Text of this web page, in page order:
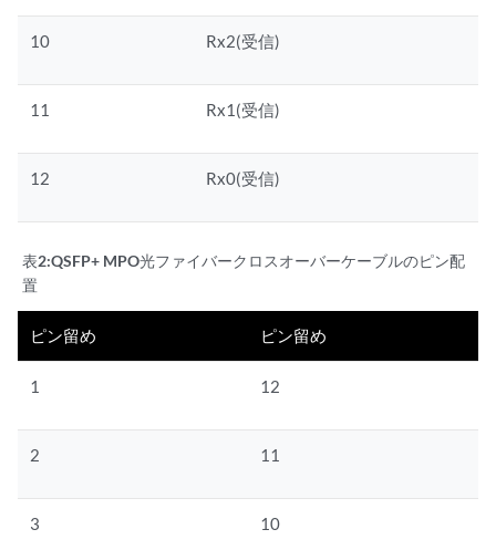
10 Rx2(受信)
11 Rx1(受信)
12 Rx0(受信)
表2:QSFP+ MPO光ファイバークロスオーバーケーブルのピン配
置
ピン留め ピン留め
1 12
2 11
3 10